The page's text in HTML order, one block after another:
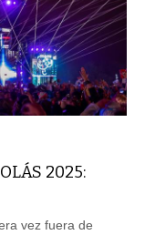
2025:
vez fuera de